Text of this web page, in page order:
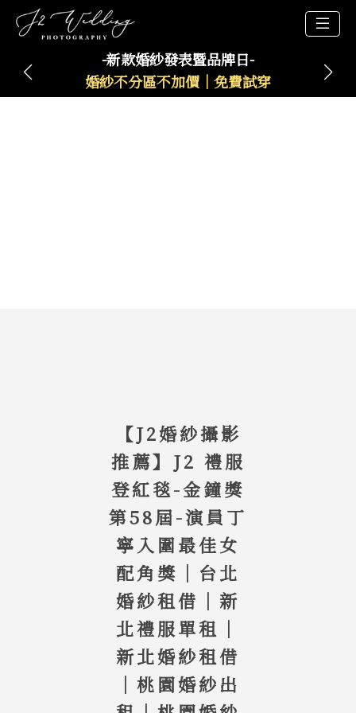
-新款婚紗發表暨品牌日-
婚紗不分區不加價｜免費試穿
【J2婚紗攝影
推薦】J2 禮服
登紅毯-金鐘獎
第58屆-演員丁
寧入圍最佳女
配角獎｜台北
婚紗租借｜新
北禮服單租｜
新北婚紗租借
｜桃園婚紗出